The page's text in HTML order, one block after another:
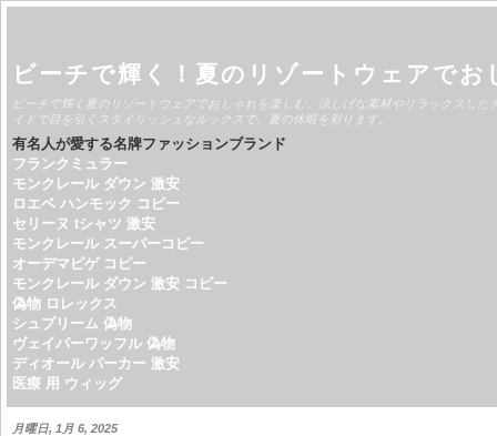
ビーチで輝く！夏のリゾートウェアでお
ビーチで輝く夏のリゾートウェアでおしゃれを楽しむ。涼しげな素材やリラックスし
イドで目を引くスタイリッシュなルックスで、夏の休暇を彩ります。
有名人が愛する名牌ファッションブランド
フランクミュラー
モンクレール ダウン 激安
ロエベ ハンモック コピー
セリーヌ tシャツ 激安
モンクレール スーパーコピー
オーデマピゲ コピー
モンクレール ダウン 激安 コピー
偽物 ロレックス
シュプリーム 偽物
ヴェイパーワッフル 偽物
ディオール パーカー 激安
医療 用 ウィッグ
月曜日, 1月 6, 2025